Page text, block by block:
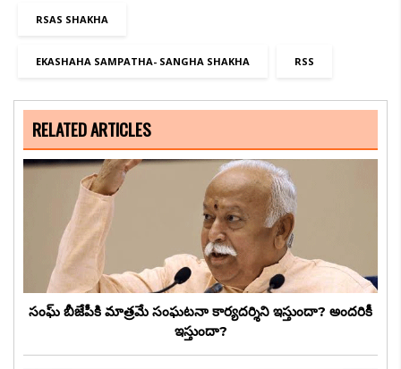
RSAS SHAKHA
EKASHAHA SAMPATHA- SANGHA SHAKHA RSS
RELATED ARTICLES
సంఘ్ బీజేపీకి మాత్రమే సంఘటనా కార్యదర్శిని ఇస్తుందా? అందరికీ
ఇస్తుందా?